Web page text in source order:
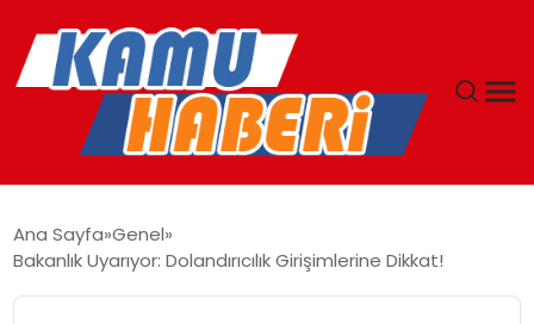
Ana Sayfa Genel
Bakanlık Uyarıyor: Dolandırıcılık Girişimlerine Dikkat!